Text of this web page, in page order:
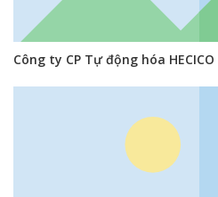
Công ty CP Tự động hóa HECICO